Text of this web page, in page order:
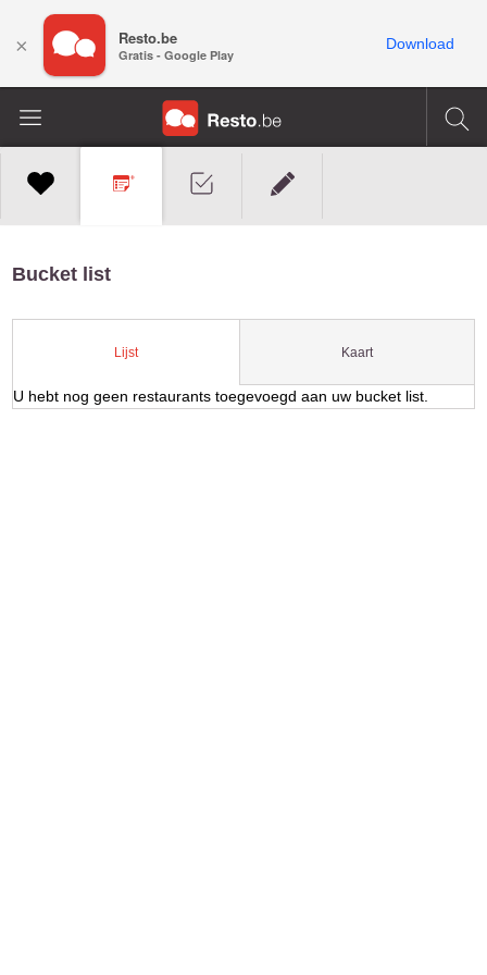
Bucket list
Lijst Kaart
U hebt nog geen restaurants toegevoegd aan uw bucket list.
× Resto.be
Gratis - Google Play
Download